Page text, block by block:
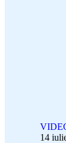
14